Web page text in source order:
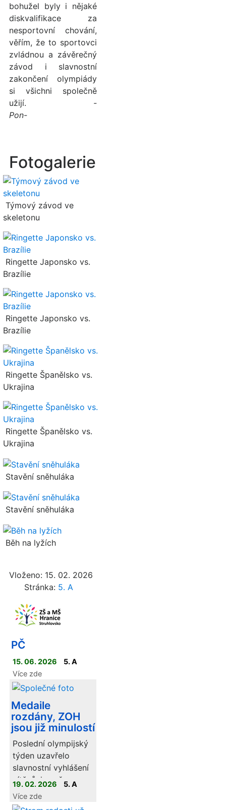
bohužel byly i nějaké
diskvalifikace za
nesportovní chování,
věřím, že to sportovci
zvládnou a závěrečný
závod i slavnostní
zakončení olympiády
si všichni společně
užijí.
-
Pon-
Fotogalerie
Týmový závod ve
skeletonu
Ringette Japonsko vs.
Brazílie
Ringette Japonsko vs.
Brazílie
Ringette Španělsko vs.
Ukrajina
Ringette Španělsko vs.
Ukrajina
Stavění sněhuláka
Stavění sněhuláka
Běh na lyžích
Vloženo: 15. 02. 2026
Stránka: 5. A
PČ
15. 06. 2026
5. A
Více zde
Medaile
rozdány, ZOH
jsou již minulostí
Poslední olympijský
týden uzavřelo
slavnostní vyhlášení
vítězů, jemuž
předcházela ještě
poslední disciplína
19. 02. 2026
5. A
Více zde